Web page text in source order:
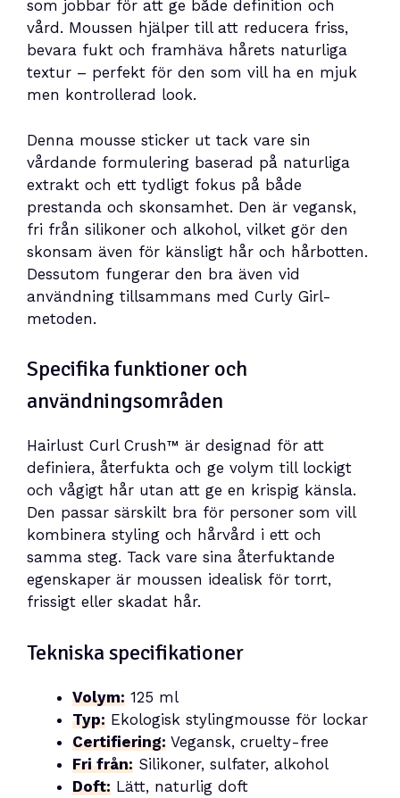
som jobbar för att ge både definition och
vård. Moussen hjälper till att reducera friss,
bevara fukt och framhäva hårets naturliga
textur – perfekt för den som vill ha en mjuk
men kontrollerad look.
Denna mousse sticker ut tack vare sin
vårdande formulering baserad på naturliga
extrakt och ett tydligt fokus på både
prestanda och skonsamhet. Den är vegansk,
fri från silikoner och alkohol, vilket gör den
skonsam även för känsligt hår och hårbotten.
Dessutom fungerar den bra även vid
användning tillsammans med Curly Girl-
metoden.
Specifika funktioner och
användningsområden
Hairlust Curl Crush™ är designad för att
definiera, återfukta och ge volym till lockigt
och vågigt hår utan att ge en krispig känsla.
Den passar särskilt bra för personer som vill
kombinera styling och hårvård i ett och
samma steg. Tack vare sina återfuktande
egenskaper är moussen idealisk för torrt,
frissigt eller skadat hår.
Tekniska specifikationer
Volym: 125 ml
Typ: Ekologisk stylingmousse för lockar
Certifiering: Vegansk, cruelty-free
Fri från: Silikoner, sulfater, alkohol
Doft: Lätt, naturlig doft